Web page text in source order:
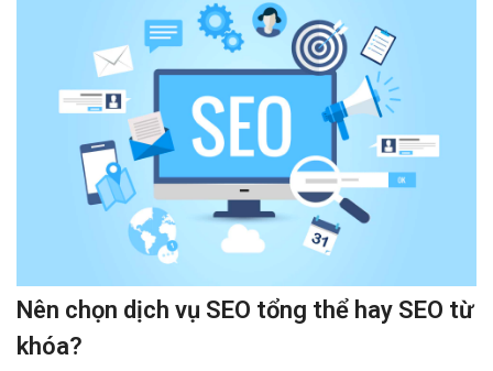
Nên chọn dịch vụ SEO tổng thể hay SEO từ
khóa?